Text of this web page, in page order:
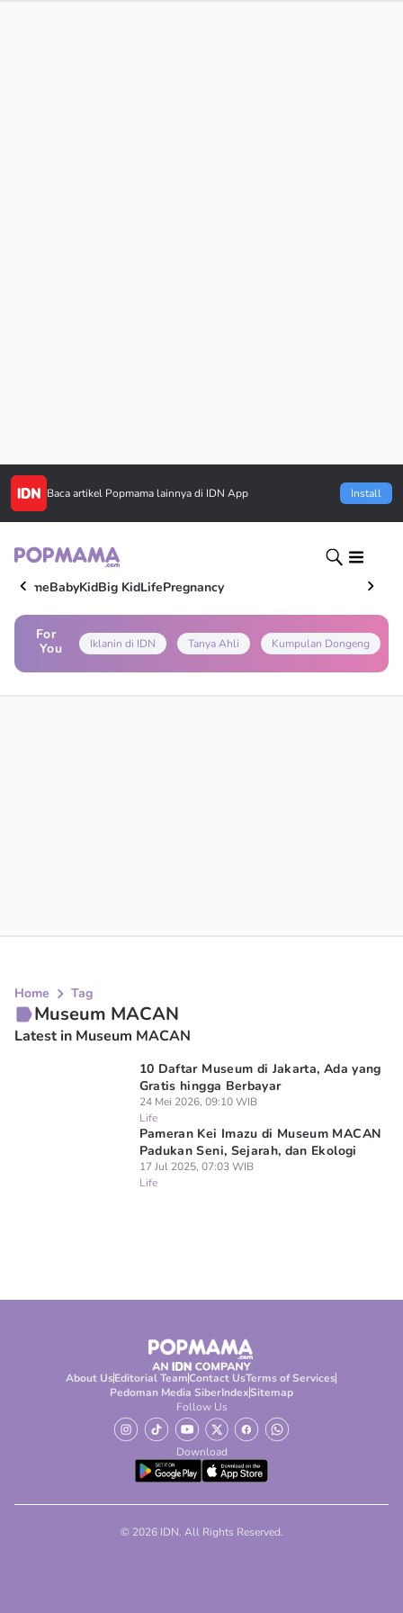
Baca artikel Popmama lainnya di IDN App Install
HomeBabyKidBig KidLifePregnancy
For
You
Iklanin di IDN Tanya Ahli Kumpulan Dongeng
Home Tag
Museum MACAN
Latest in Museum MACAN
10 Daftar Museum di Jakarta, Ada yang
Gratis hingga Berbayar
24 Mei 2026, 09:10 WIB
Life
Pameran Kei Imazu di Museum MACAN
Padukan Seni, Sejarah, dan Ekologi
17 Jul 2025, 07:03 WIB
Life
About UsEditorial TeamContact UsTerms of Services
Pedoman Media SiberIndexSitemap
Follow Us
Download
© 2026 IDN. All Rights Reserved.